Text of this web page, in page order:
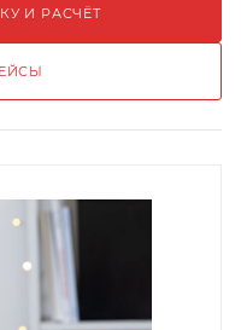
И РАСЧЁТ